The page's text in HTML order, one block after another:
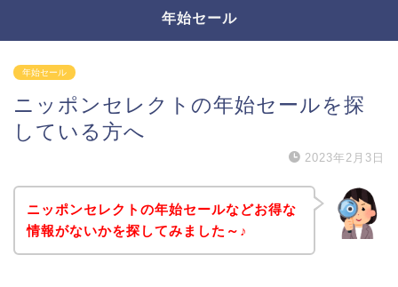
年始セール
年始セール
ニッポンセレクトの年始セールを探
している方へ
2023年2月3日
ニッポンセレクトの年始セールなどお得な
情報がないかを探してみました～♪